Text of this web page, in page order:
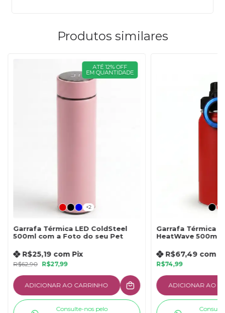
Produtos similares
ATÉ 12% OFF
EM QUANTIDADE
+2
Garrafa Térmica LED ColdSteel
500ml com a Foto do seu Pet
R$62,90 R$27,99
R$25,19 com Pix
ADICIONAR AO CARRINHO
Consulte-nos pelo
Garrafa Térmica
HeatWave 500ml
R$74,99
R$67,49 com
ADICIONAR AO